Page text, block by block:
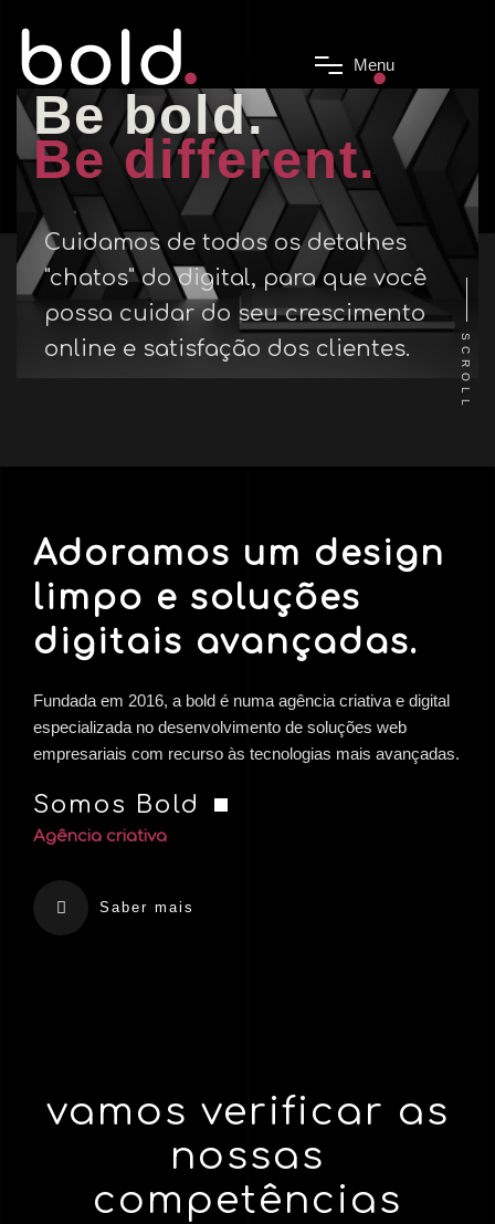
Menu
Be bold.
Bedifferent.
Cuidamos de todos os detalhes
"chatos" do digital, para que você
possa cuidar do seu crescimento
online e satisfação dos clientes.
SCROLL
Adoramos um design
limpo e soluções
digitais avançadas.
Fundada em 2016, a bold é numa agência criativa e digital
especializada no desenvolvimento de soluções web
empresariais com recurso às tecnologias mais avançadas.
Somos Bold
Agência criativa
Saber mais
vamos verificar as
nossas
competências